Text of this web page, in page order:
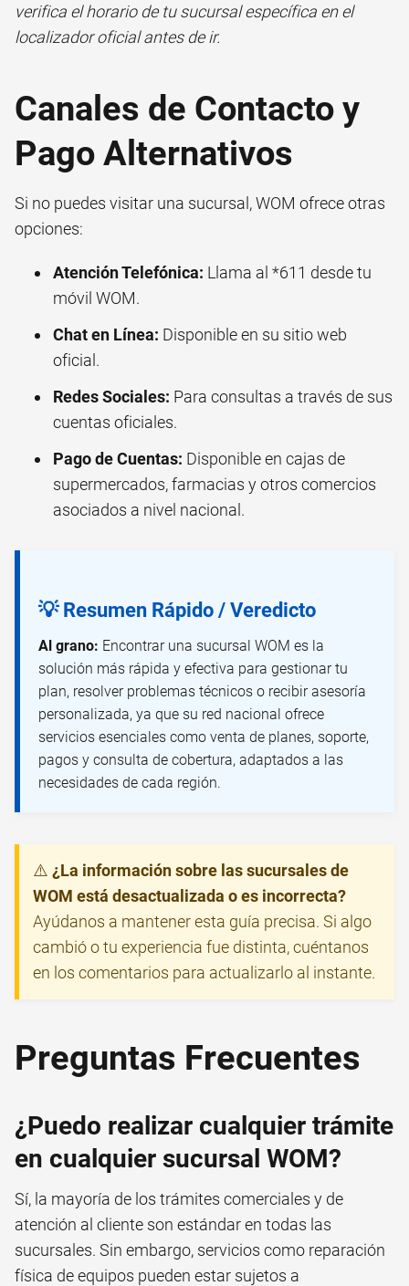
verifica el horario de tu sucursal específica en el
localizador oficial antes de ir.
Canales de Contacto y
Pago Alternativos
Si no puedes visitar una sucursal, WOM ofrece otras
opciones:
Atención Telefónica: Llama al *611 desde tu
móvil WOM.
Chat en Línea: Disponible en su sitio web
oficial.
Redes Sociales: Para consultas a través de sus
cuentas oficiales.
Pago de Cuentas: Disponible en cajas de
supermercados, farmacias y otros comercios
asociados a nivel nacional.
💡 Resumen Rápido / Veredicto
Al grano: Encontrar una sucursal WOM es la
solución más rápida y efectiva para gestionar tu
plan, resolver problemas técnicos o recibir asesoría
personalizada, ya que su red nacional ofrece
servicios esenciales como venta de planes, soporte,
pagos y consulta de cobertura, adaptados a las
necesidades de cada región.
⚠️ ¿La información sobre las sucursales de
WOM está desactualizada o es incorrecta?
Ayúdanos a mantener esta guía precisa. Si algo
cambió o tu experiencia fue distinta, cuéntanos
en los comentarios para actualizarlo al instante.
Preguntas Frecuentes
¿Puedo realizar cualquier trámite
en cualquier sucursal WOM?
Sí, la mayoría de los trámites comerciales y de
atención al cliente son estándar en todas las
sucursales. Sin embargo, servicios como reparación
física de equipos pueden estar sujetos a